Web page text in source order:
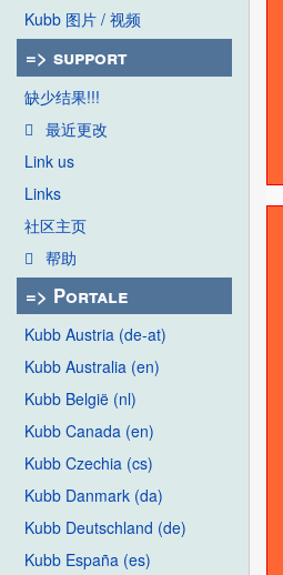
Kubb 图片 / 视频
=> support
缺少结果!!!
最近更改
Link us
Links
社区主页
帮助
=> Portale
Kubb Austria (de-at)
Kubb Australia (en)
Kubb België (nl)
Kubb Canada (en)
Kubb Czechia (cs)
Kubb Danmark (da)
Kubb Deutschland (de)
Kubb España (es)